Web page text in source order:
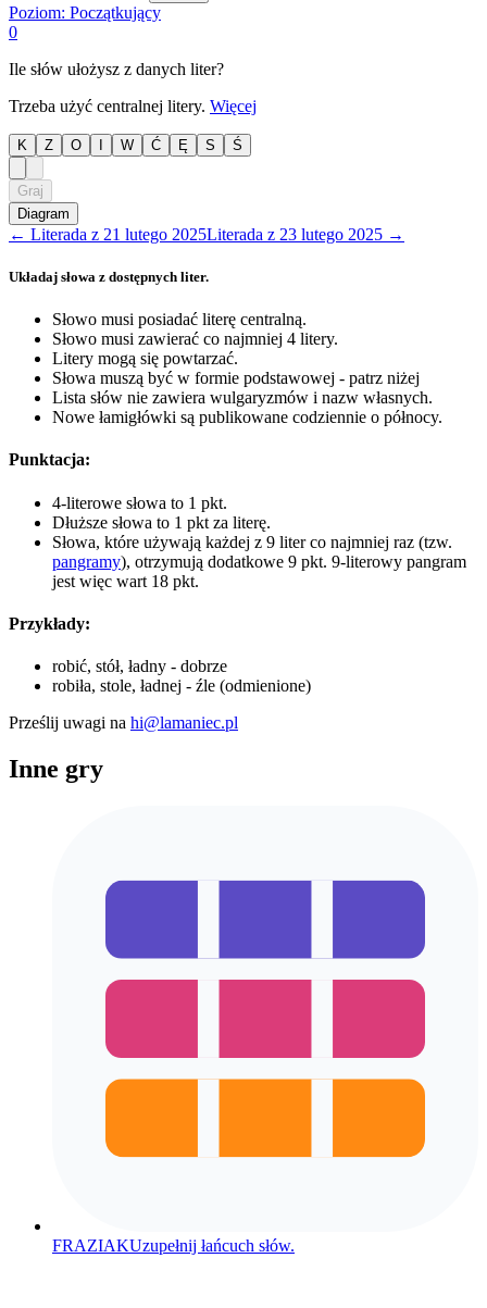
Poziom: Początkujący
0
Ile słów ułożysz z danych liter?
Trzeba użyć centralnej litery. Więcej
K Z O W Ć Ę S Ś
Graj
Diagram
← Literada z 21 lutego 2025Literada z 23 lutego 2025 →
Układaj słowa z dostępnych liter.
Słowo musi posiadać literę centralną.
Słowo musi zawierać co najmniej 4 litery.
Litery mogą się powtarzać.
Słowa muszą być w formie podstawowej - patrz niżej
Lista słów nie zawiera wulgaryzmów i nazw własnych.
Nowe łamigłówki są publikowane codziennie o północy.
Punktacja:
4-literowe słowa to 1 pkt.
Dłuższe słowa to 1 pkt za literę.
Słowa, które używają każdej z 9 liter co najmniej raz (tzw.
pangramy), otrzymują dodatkowe 9 pkt. 9-literowy pangram
jest więc wart 18 pkt.
Przykłady:
robić, stół, ładny - dobrze
robiła, stole, ładnej - źle (odmienione)
Prześlij uwagi na hi@lamaniec.pl
Inne gry
FRAZIAKUzupełnij łańcuch słów.